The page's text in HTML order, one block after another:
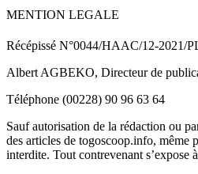
MENTION LEGALE
Récépissé N°0044/HAAC/12-2021/
Albert AGBEKO, Directeur de
Téléphone (00228) 90 96 63 64
Sauf autorisation de la rédaction ou
des articles de togoscoop.info, même
interdite. Tout contrevenant s’expose